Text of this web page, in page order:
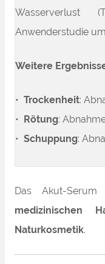
Anwenderstudie
Weitere
• Trockenheit:
•
Rötung:
• Schuppung:
Das Akut-
medizinischen
Naturkosmetik.